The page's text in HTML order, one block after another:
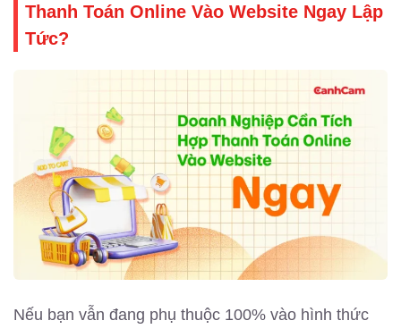
Thanh Toán Online Vào Website Ngay Lập
Tức?
Nếu bạn vẫn đang phụ thuộc 100% vào hình thức